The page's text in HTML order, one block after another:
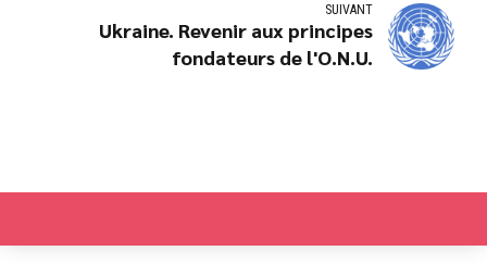
SUIVANT
Ukraine. Revenir aux principes
fondateurs de l'O.N.U.